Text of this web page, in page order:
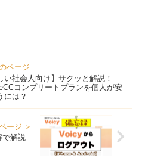
い社会人向け】サクッと解説！
コンプリートプランを個人が安
には？
で解説